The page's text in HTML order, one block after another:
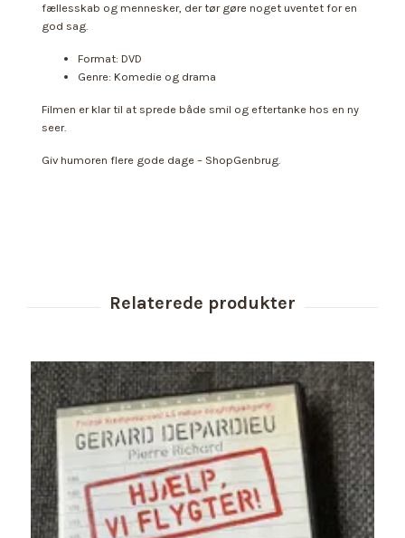
fællesskab og mennesker, der tør gøre noget uventet for en
god sag.
Format: DVD
Genre: Komedie og drama
Filmen er klar til at sprede både smil og eftertanke hos en ny
seer.
Giv humoren flere gode dage – ShopGenbrug.